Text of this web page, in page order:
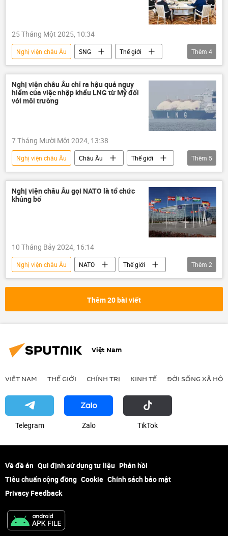
25 Tháng Một 2025, 10:34
Nghị viện châu Âu SNG
Thế giới
Châu Âu
bầu cử
Chính trị
Belarus
Thêm 4
Nghị viện châu Âu chỉ ra hậu quả nguy
hiểm của việc nhập khẩu LNG từ Mỹ đối
với môi trường
7 Tháng Mười Một 2024, 13:38
Nghị viện châu Âu Châu Âu
Thế giới
EU
Hoa Kỳ khí đốt
Nga
năng lượng
Thêm 5
Nghị viện châu Âu gọi NATO là tổ chức
khủng bố
10 Tháng Bảy 2024, 16:14
Nghị viện châu Âu NATO
Thế giới
Chính trị
Hoa Kỳ
Thêm 2
Thêm 20 bài viết
Việt Nam
VIỆT NAM THẾ GIỚI CHÍNH TRỊ KINH TẾ ĐỜI SỐNG XÃ HỘI
Telegram Zalo ТikТоk
Về đề án Qui định sử dụng tư liệu Phản hồi
Tiêu chuẩn cộng đồng Cookie Chính sách bảo mật
Privacy Feedback